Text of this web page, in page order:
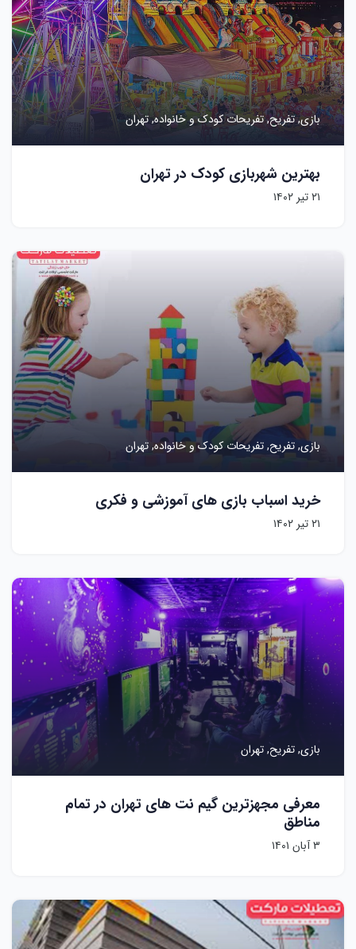
بازی,تفریح,تفریحات کودک و خانواده,تهران
بهترین شهربازی کودک در تهران
۲۱ تیر ۱۴۰۲
بازی,تفریح,تفریحات کودک و خانواده,تهران
خرید اسباب بازی های آموزشی و فکری
۲۱ تیر ۱۴۰۲
بازی,تفریح,تهران
معرفی مجهزترین گیم نت های تهران در تمام
مناطق
۳ آبان ۱۴۰۱